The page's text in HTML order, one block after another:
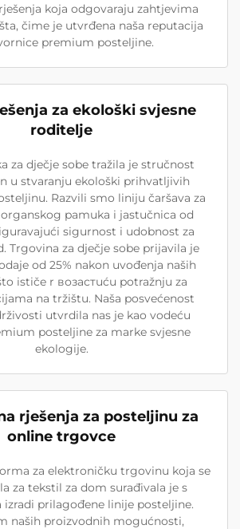
koja odgovaraju zahtjevima
čime je utvrđena naša reputacija
premium posteljine.
za ekološki svjesne
roditelje
za dječje sobe tražila je stručnost
u stvaranju ekološki prihvatljivih
Razvili smo liniju čaršava za
pamuka i jastučnica od
sigurnost i udobnost za
Trgovina za dječje sobe prijavila je
od 25% nakon uvođenja naših
ističe r возастuću potražnju za
na tržištu. Naša posvećenost
utvrdila nas je kao vodeću
posteljine za marke svjesne
ekologije.
rješenja za posteljinu za
online trgovce
za elektroničku trgovinu koja se
za tekstil za dom surađivala je s
izradi prilagođene linije posteljine.
naših proizvodnih mogućnosti,